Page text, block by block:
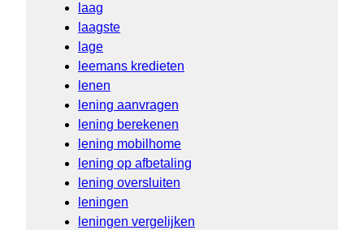
laag
laagste
lage
leemans kredieten
lenen
lening aanvragen
lening berekenen
lening mobilhome
lening op afbetaling
lening oversluiten
leningen
leningen vergelijken